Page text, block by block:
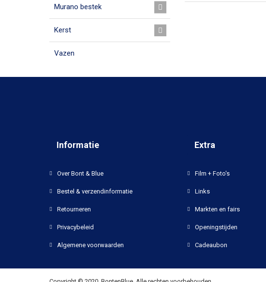
Murano bestek
Kerst
Vazen
Informatie
Over Bont & Blue
Bestel & verzendinformatie
Retourneren
Privacybeleid
Algemene voorwaarden
Extra
Film + Foto's
Links
Markten en fairs
Openingstijden
Cadeaubon